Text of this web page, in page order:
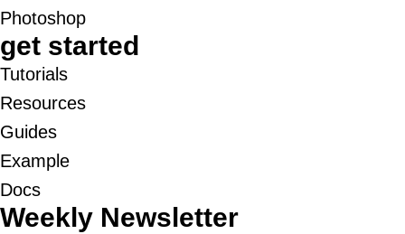
Photoshop
get started
Tutorials
Resources
Guides
Example
Docs
Weekly Newsletter